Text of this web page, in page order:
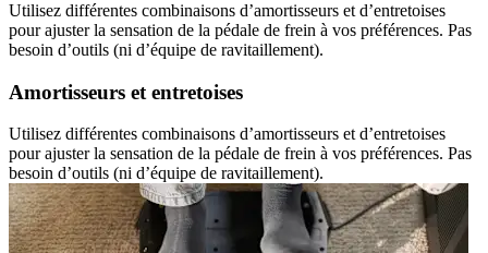
Utilisez différentes combinaisons d’amortisseurs et d’entretoises
pour ajuster la sensation de la pédale de frein à vos préférences. Pas
besoin d’outils (ni d’équipe de ravitaillement).
Amortisseurs et entretoises
Utilisez différentes combinaisons d’amortisseurs et d’entretoises
pour ajuster la sensation de la pédale de frein à vos préférences. Pas
besoin d’outils (ni d’équipe de ravitaillement).